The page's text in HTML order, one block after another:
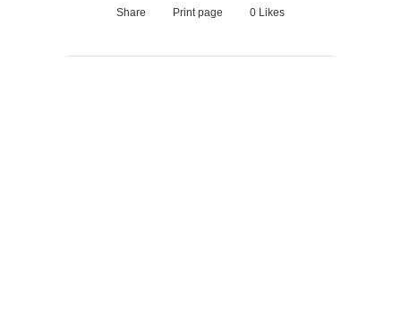
Share Print page 0 Likes